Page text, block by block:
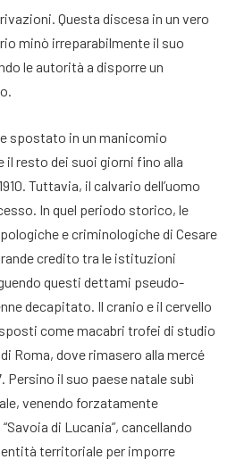
. Questa discesa in un vero
minò irreparabilmente il suo
le autorità a disporre un
spostato in un manicomio
resto dei suoi giorni fino alla
. Tuttavia, il calvario dell’uomo
In quel periodo storico, le
e criminologiche di Cesare
credito tra le istituzioni
questi dettami pseudo-
decapitato . Il cranio e il cervello
come macabri trofei di studio
Roma, dove rimasero alla mercé
. Persino il suo paese natale subì
venendo forzatamente
di Lucania”, cancellando
territoriale per imporre